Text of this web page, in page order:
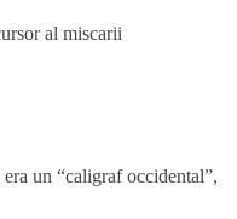
al miscarii
un “caligraf occidental”,